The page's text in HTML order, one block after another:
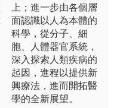
上；進一步由各個層
面認識以人為本體的
科學，從分子、細
胞、人體器官系統，
深入探索人類疾病的
起因，進程以提供新
興療法，進而開拓醫
學的全新展望。